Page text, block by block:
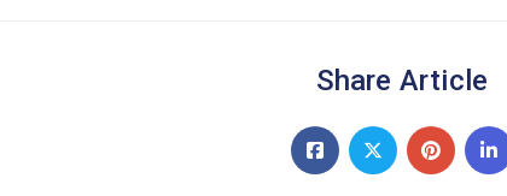
Share Article